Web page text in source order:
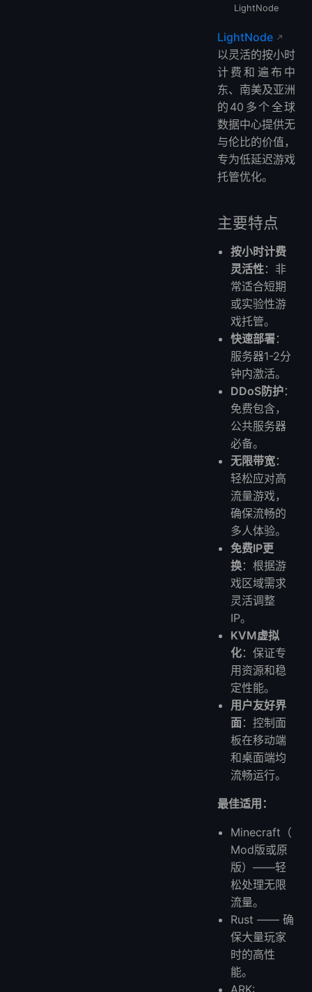
LightNode
LightNode
以灵活的按小时
计费和遍布中
东、南美及亚洲
的40多个全球
数据中心提供无
与伦比的价值，
专为低延迟游戏
托管优化。
主要特点
按小时计费
灵活性：非
常适合短期
或实验性游
戏托管。
快速部署：
服务器1-2分
钟内激活。
DDoS防护：
免费包含，
公共服务器
必备。
无限带宽：
轻松应对高
流量游戏，
确保流畅的
多人体验。
免费IP更
换：根据游
戏区域需求
灵活调整
IP。
KVM虚拟
化：保证专
用资源和稳
定性能。
用户友好界
面：控制面
板在移动端
和桌面端均
流畅运行。
最佳适用：
Minecraft（
Mod版或原
版）——轻
松处理无限
流量。
Rust —— 确
保大量玩家
时的高性
能。
ARK: